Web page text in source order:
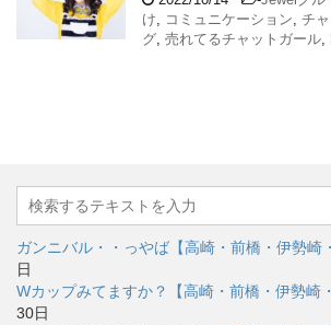
け, コミュニケーション, チ
グ, 売れてるチャットガール,
ガンニバル・・っやば【高崎・前橋・伊勢崎
日
Wカップみてますか？【高崎・前橋・伊勢崎
30日